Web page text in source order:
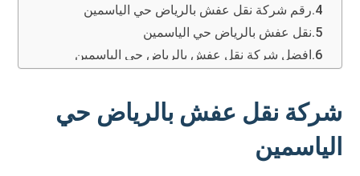
رقم شركة نقل عفش بالرياض حي الياسمين
نقل عفش بالرياض حي الياسمين
افضل شركة نقل عفش بالرياض حي الياسمين
الأدوات والمعدات
السرعة في التنفيذ
الضمان والأمان
شركة نقل عفش بالرياض حي
الياسمين